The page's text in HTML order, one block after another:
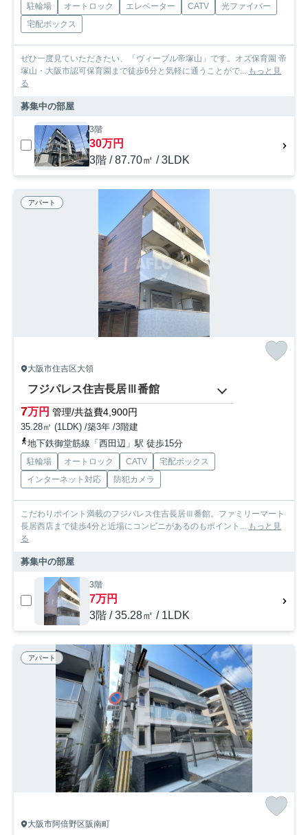
駐輪場 オートロック エレベーター CATV
光ファイバー
宅配ボックス
ぜひ一度見ていただきたい、「ヴィーブル帝塚山」です。オズ保育園 帝
塚山・大阪市認可保育園まで徒歩6分と気軽に通うことがで...
もっと見
る
募集中の部屋
3階
30万円
3階 / 87.70㎡ / 3LDK
アパート
大阪市住吉区大領
フジパレス住吉長居Ⅲ番館
7万円 管理/共益費4,900円
35.28㎡ (1LDK) /築3年 /3階建
地下鉄御堂筋線「西田辺」駅 徒歩15分
駐輪場 オートロック CATV
宅配ボックス
インターネット対応
防犯カメラ
こだわりポイント満載のフジパレス住吉長居Ⅲ番館。ファミリーマート
長居西店まで徒歩4分と近場にコンビニがあるのもポイント...
もっと見
る
募集中の部屋
3階
7万円
3階 / 35.28㎡ / 1LDK
アパート
大阪市阿倍野区阪南町